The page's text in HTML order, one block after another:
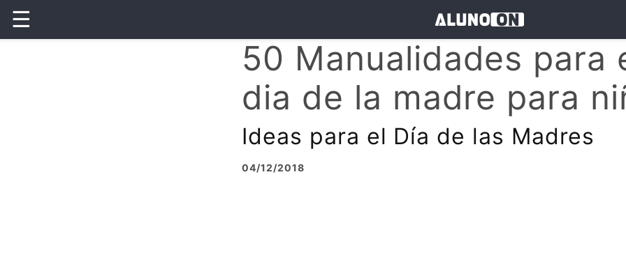
☰
50 Manualidades para
dia de la madre para
Ideas para el Día de las Madres
04/12/2018